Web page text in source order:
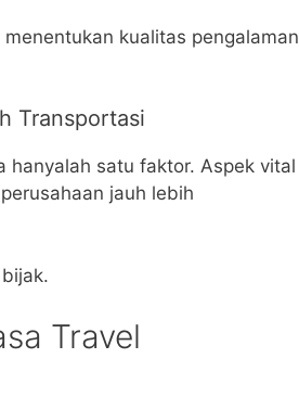
kualitas pengalaman
Transportasi
hanyalah satu faktor. Aspek vital
jauh lebih
Travel